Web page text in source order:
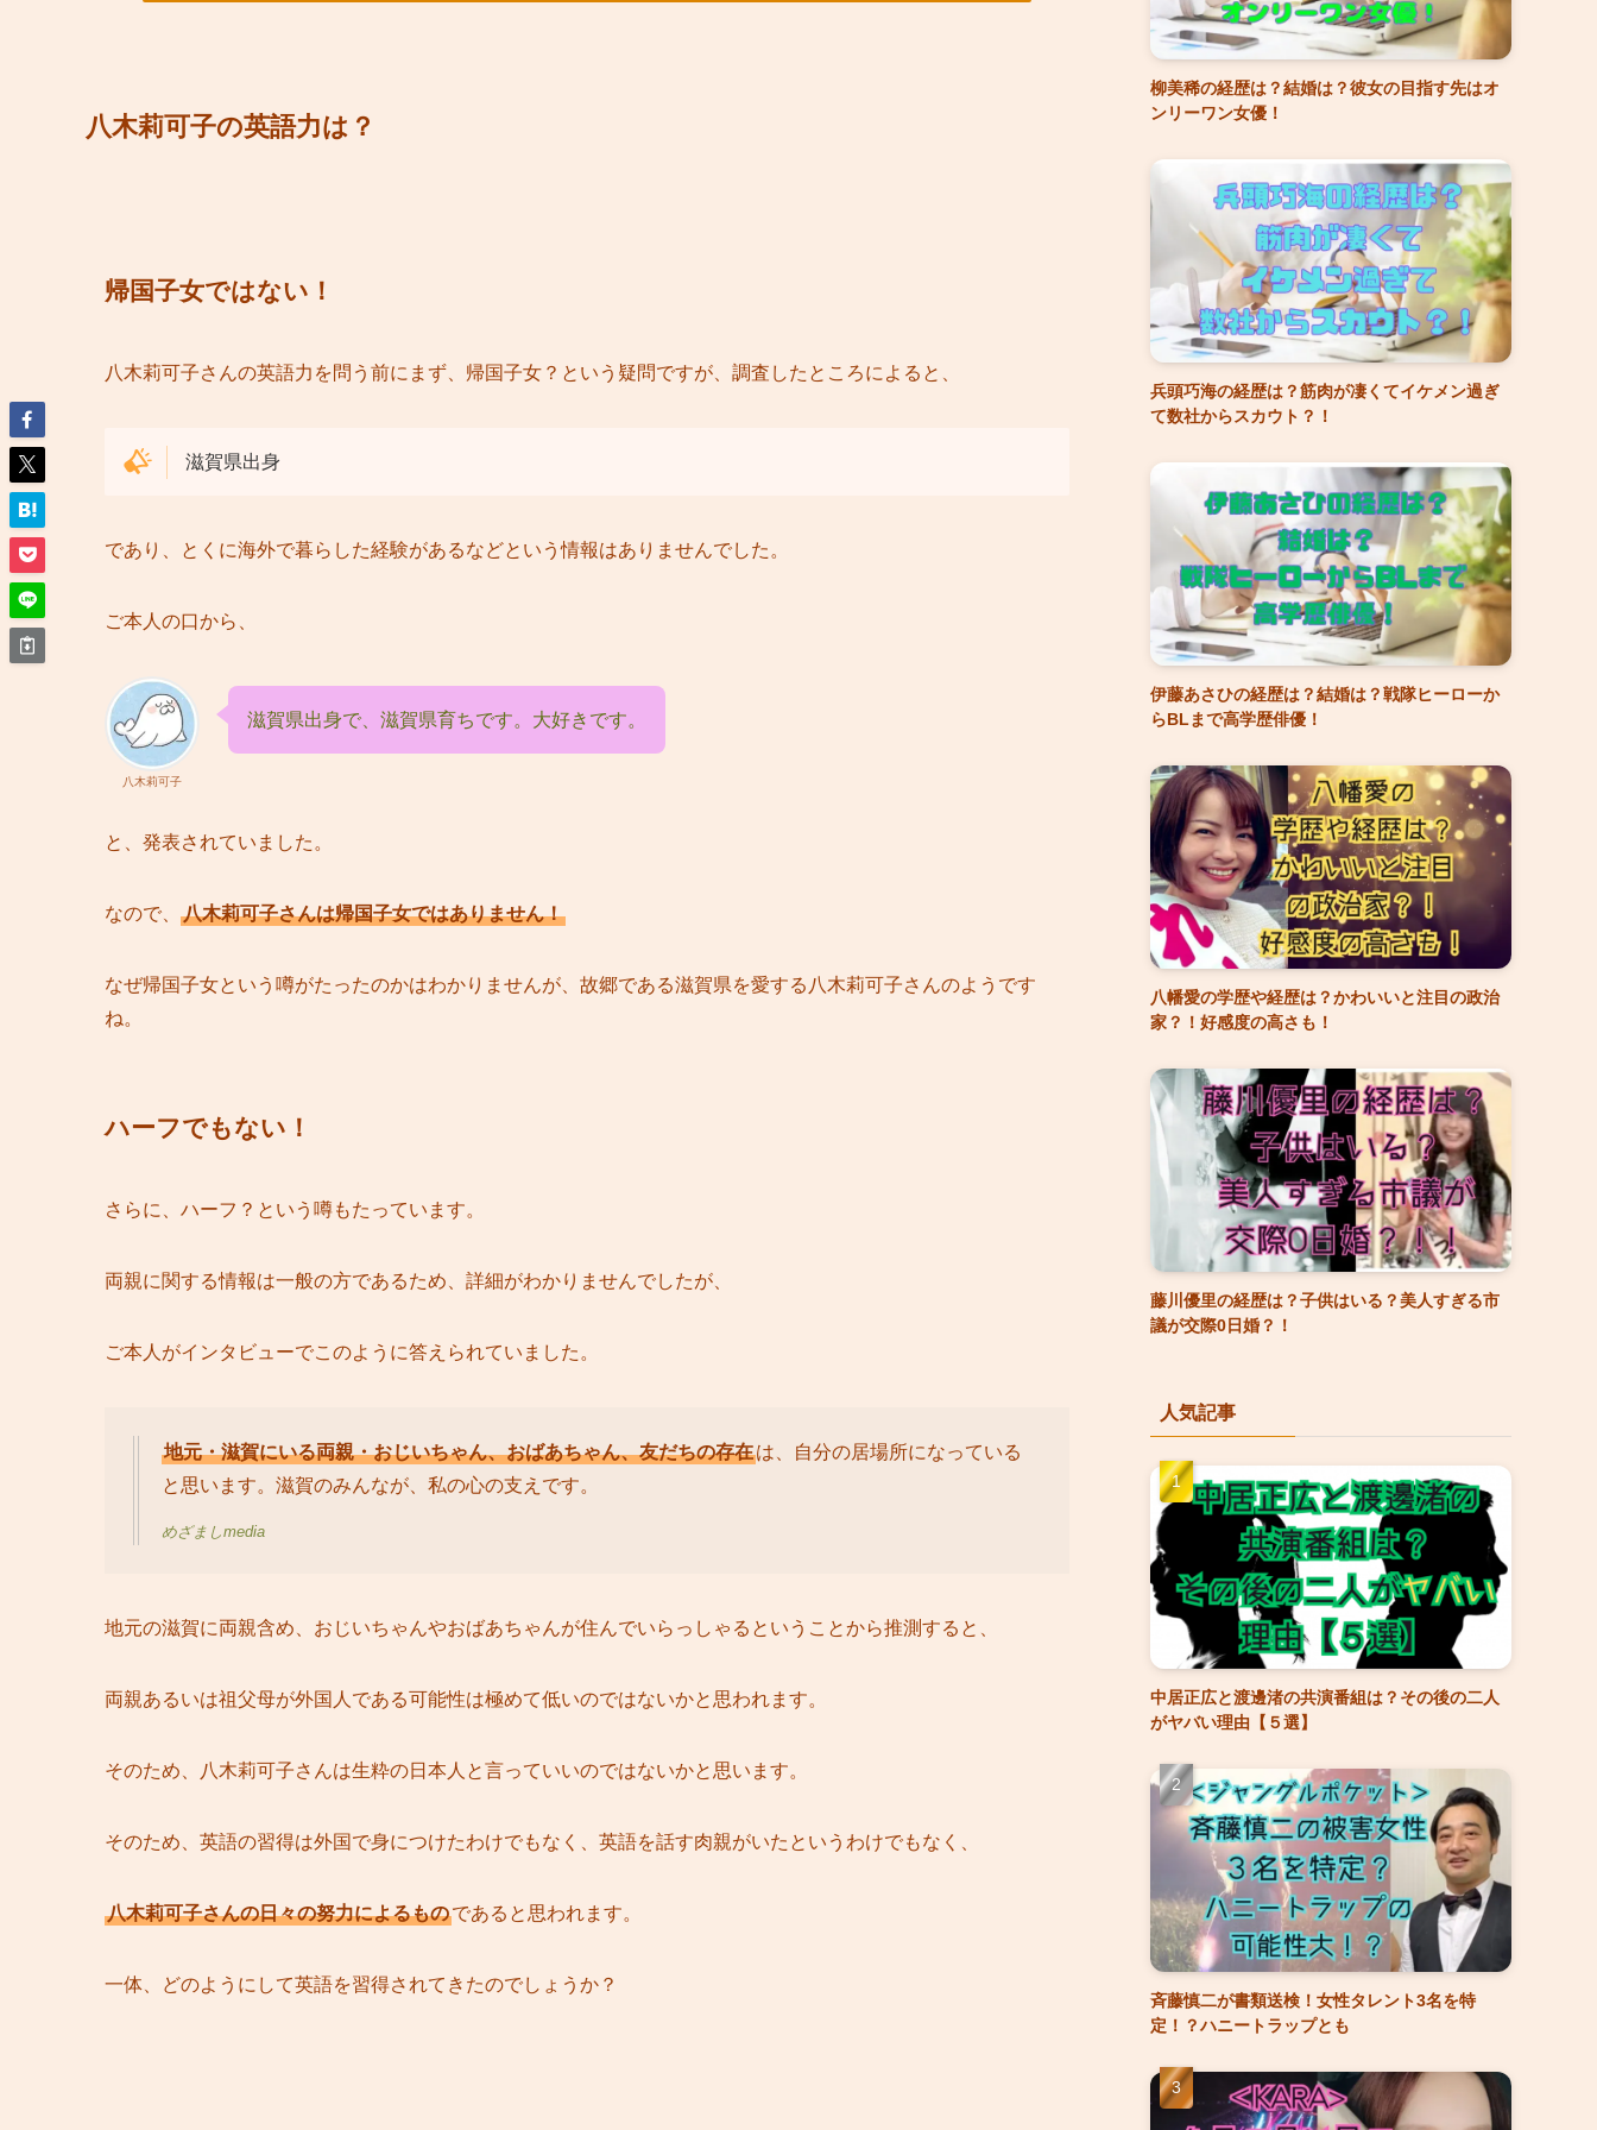
八木莉可子の英語力は？
帰国子女ではない！
八木莉可子さんの英語力を問う前にまず、帰国子女？という疑問ですが、調査したところによると、
滋賀県出身
であり、とくに海外で暮らした経験があるなどという情報はありませんでした。
ご本人の口から、
八木莉可子
滋賀県出身で、滋賀県育ちです。大好きです。
と、発表されていました。
なので、 八木莉可子さんは帰国子女ではありません！
なぜ帰国子女という噂がたったのかはわかりませんが、故郷である滋賀県を愛する八木莉可子さんのようです
ね。
ハーフでもない！
さらに、ハーフ？という噂もたっています。
両親に関する情報は一般の方であるため、詳細がわかりませんでしたが、
ご本人がインタビューでこのように答えられていました。
地元・滋賀にいる両親・おじいちゃん、おばあちゃん、友だちの存在は、自分の居場所になっている
と思います。滋賀のみんなが、私の心の支えです。
めざましmedia
地元の滋賀に両親含め、おじいちゃんやおばあちゃんが住んでいらっしゃるということから推測すると、
両親あるいは祖父母が外国人である可能性は極めて低いのではないかと思われます。
そのため、八木莉可子さんは生粋の日本人と言っていいのではないかと思います。
そのため、英語の習得は外国で身につけたわけでもなく、英語を話す肉親がいたというわけでもなく、
八木莉可子さんの日々の努力によるものであると思われます。
一体、どのようにして英語を習得されてきたのでしょうか？
柳美稀の経歴は？結婚は？彼女の目指す先はオ
ンリーワン女優！
兵頭巧海の経歴は？筋肉が凄くてイケメン過ぎ
て数社からスカウト？！
伊藤あさひの経歴は？結婚は？戦隊ヒーローか
らBLまで高学歴俳優！
八幡愛の学歴や経歴は？かわいいと注目の政治
家？！好感度の高さも！
藤川優里の経歴は？子供はいる？美人すぎる市
議が交際0日婚？！
人気記事
中居正広と渡邊渚の共演番組は？その後の二人
がヤバい理由【５選】
斉藤慎二が書類送検！女性タレント3名を特
定！？ハニートラップとも